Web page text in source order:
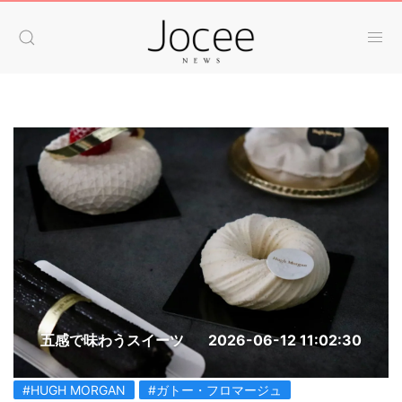
五感で味わうスイーツ 2026-06-12 11:02:30
#HUGH MORGAN
#ガトー・フロマージュ